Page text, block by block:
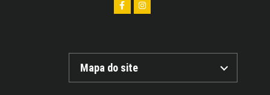
Mapa do site